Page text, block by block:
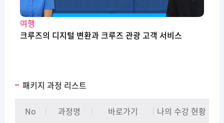
여행
크루즈의 디지털 변환과 크루즈 관광 고객 서비스
패키지 과정 리스트
No 과정명 바로가기 나의 수강 현황